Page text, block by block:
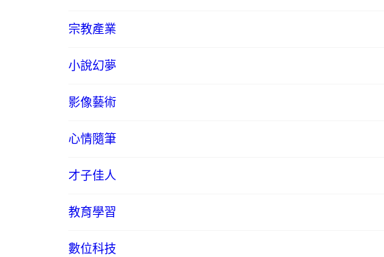
宗教產業
小說幻夢
影像藝術
心情隨筆
才子佳人
教育學習
數位科技